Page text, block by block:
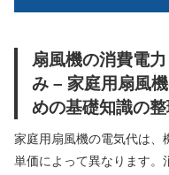
扇風機の消費電
み – 家庭用扇風
めの基礎知識の整
家庭用扇風機の電気代は、
単価によって異なります。